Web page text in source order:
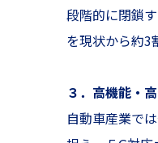
段階的に閉鎖
を現状から約3
３．高機能・
自動車産業で